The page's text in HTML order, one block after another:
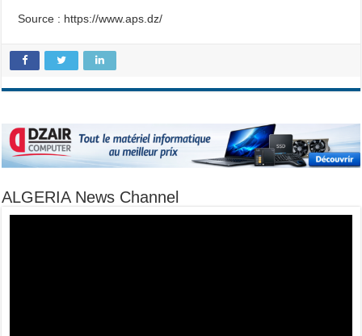
Source : https://www.aps.dz/
ALGERIA News Channel